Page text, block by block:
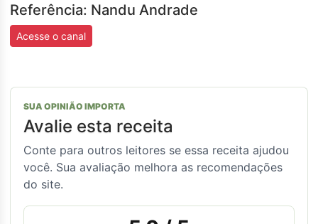
Referência: Nandu Andrade
Acesse o canal
SUA OPINIÃO IMPORTA
Avalie esta receita
Conte para outros leitores se essa receita ajudou
você. Sua avaliação melhora as recomendações
do site.